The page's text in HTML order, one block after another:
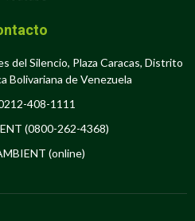
del Silencio, Plaza Caracas, Distrito
Bolivariana de Venezuela
408-1111
(0800-262-4368)
(online)